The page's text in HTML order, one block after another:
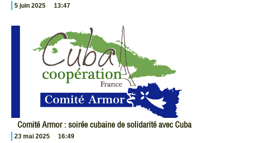
5 juin 2025 13:47
Comité Armor : soirée cubaine de solidarité avec Cuba
23 mai 2025 16:49